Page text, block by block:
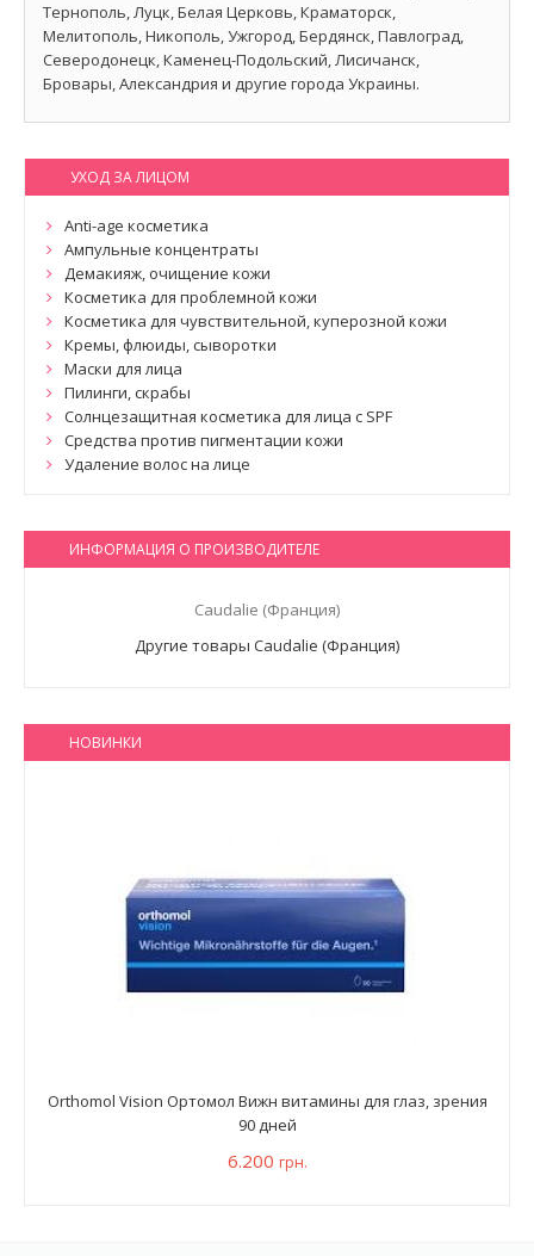
Тернополь, Луцк, Белая Церковь, Краматорск,
Мелитополь, Никополь, Ужгород, Бердянск, Павлоград,
Северодонецк, Каменец-Подольский, Лисичанск,
Бровары, Александрия и другие города Украины.
УХОД ЗА ЛИЦОМ
Anti-age косметика
Ампульные концентраты
Демакияж, очищение кожи
Косметика для проблемной кожи
Косметика для чувствительной, куперозной кожи
Кремы, флюиды, сыворотки
Маски для лица
Пилинги, скрабы
Солнцезащитная косметика для лица с SPF
Средства против пигментации кожи
Удаление волос на лице
ИНФОРМАЦИЯ О ПРОИЗВОДИТЕЛЕ
Caudalie (Франция)
Другие товары Caudalie (Франция)
НОВИНКИ
Orthomol Vision Ортомол Вижн витамины для глаз, зрения
90 дней
6.200 грн.